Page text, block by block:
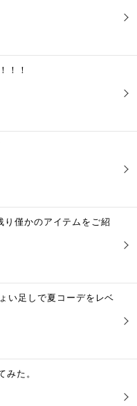
！！
り僅かのアイテムをご紹
い足しで夏コーデをレベ
みた。